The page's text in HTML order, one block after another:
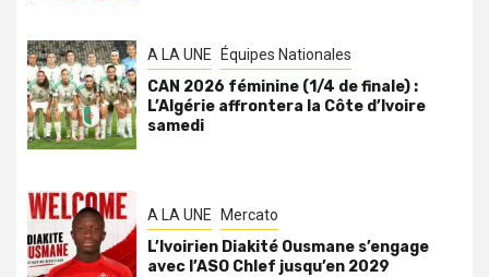
A LA UNE Équipes Nationales
CAN 2026 féminine (1/4 de finale) :
L’Algérie affrontera la Côte d’Ivoire
samedi
A LA UNE Mercato
L’Ivoirien Diakité Ousmane s’engage
avec l’ASO Chlef jusqu’en 2029